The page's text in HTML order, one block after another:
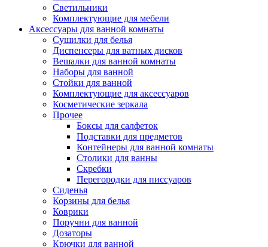
Светильники
Комплектующие для мебели
Аксессуары для ванной комнаты
Сушилки для белья
Диспенсеры для ватных дисков
Вешалки для ванной комнаты
Наборы для ванной
Стойки для ванной
Комплектующие для аксессуаров
Косметические зеркала
Прочее
Боксы для салфеток
Подставки для предметов
Контейнеры для ванной комнаты
Столики для ванны
Скребки
Перегородки для писсуаров
Сиденья
Корзины для белья
Коврики
Поручни для ванной
Дозаторы
Крючки для ванной